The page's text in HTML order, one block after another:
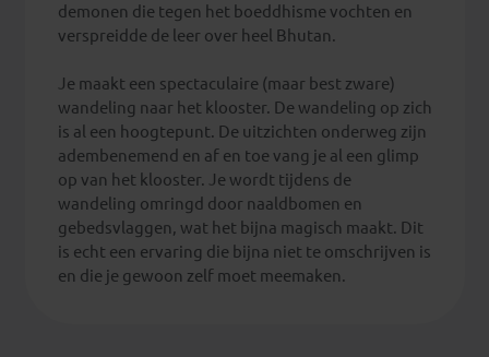
demonen die tegen het boeddhisme vochten en
verspreidde de leer over heel Bhutan.
Je maakt een spectaculaire (maar best zware)
wandeling naar het klooster. De wandeling op zich
is al een hoogtepunt. De uitzichten onderweg zijn
adembenemend en af en toe vang je al een glimp
op van het klooster. Je wordt tijdens de
wandeling omringd door naaldbomen en
gebedsvlaggen, wat het bijna magisch maakt. Dit
is echt een ervaring die bijna niet te omschrijven is
en die je gewoon zelf moet meemaken.